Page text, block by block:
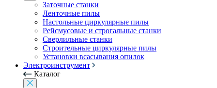
Заточные станки
Ленточные пилы
Настольные циркулярные пилы
Рейсмусовые и строгальные станки
Сверлильные станки
Строительные циркулярные пилы
Установки всасывания опилок
Электроинструмент
Каталог